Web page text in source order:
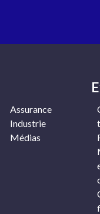
Assurance
Industrie
Médias